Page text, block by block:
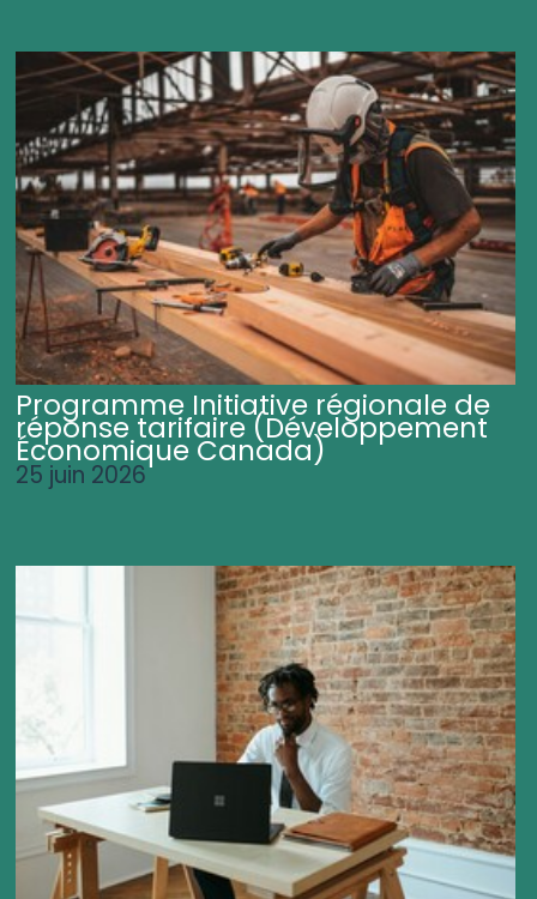
Programme Initiative régionale de
réponse tarifaire (Développement
Économique Canada)
25 juin 2026